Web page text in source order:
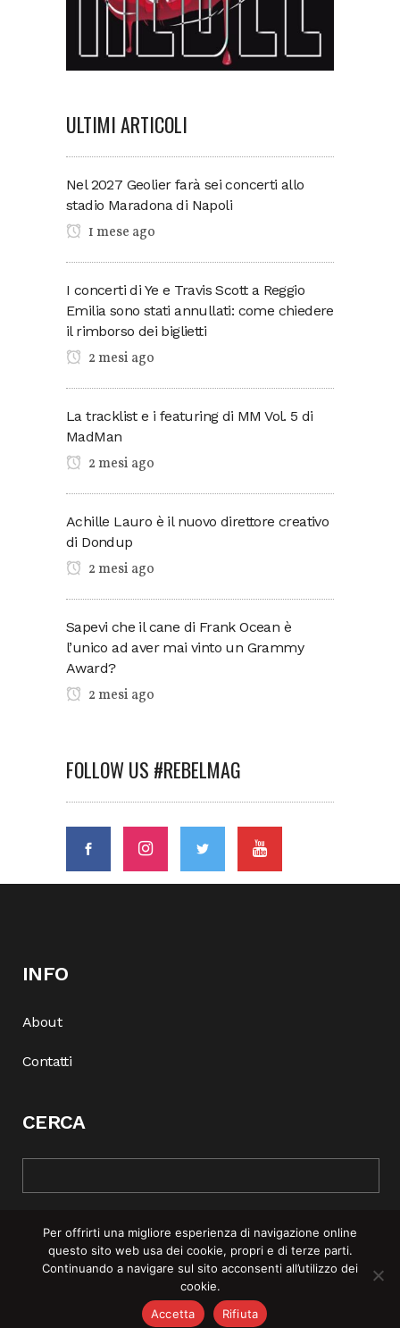
ULTIMI ARTICOLI
Nel 2027 Geolier farà sei concerti allo
stadio Maradona di Napoli
1 mese ago
I concerti di Ye e Travis Scott a Reggio
Emilia sono stati annullati: come chiedere
il rimborso dei biglietti
2 mesi ago
La tracklist e i featuring di MM Vol. 5 di
MadMan
2 mesi ago
Achille Lauro è il nuovo direttore creativo
di Dondup
2 mesi ago
Sapevi che il cane di Frank Ocean è
l’unico ad aver mai vinto un Grammy
Award?
2 mesi ago
FOLLOW US #REBELMAG
INFO
About
Contatti
CERCA
© COPYRIGHT 2025 | REBEL MAG —
POLICY
Per offrirti una migliore esperienza di navigazione online
questo sito web usa dei cookie, propri e di terze parti.
Continuando a navigare sul sito acconsenti all’utilizzo dei
cookie.
Accetta
Rifiuta